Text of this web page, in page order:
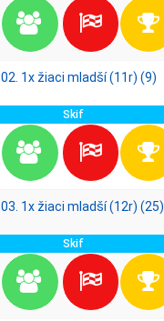
02. 1x žiaci mladší (11r) (9)
Skif
03. 1x žiaci mladší (12r) (25)
Skif